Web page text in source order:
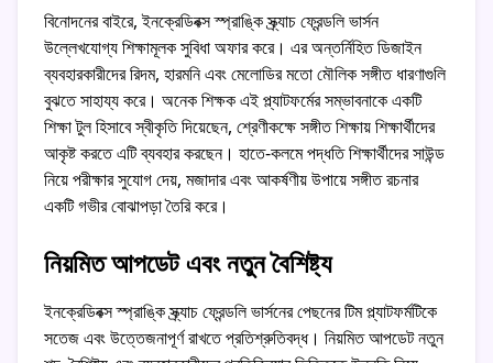
বিনোদনের বাইরে, ইনক্রেডিবক্স স্প্রাঙ্কি স্ক্র্যাচ ফ্রেন্ডলি ভার্সন
উল্লেখযোগ্য শিক্ষামূলক সুবিধা অফার করে। এর অন্তর্নিহিত ডিজাইন
ব্যবহারকারীদের রিদম, হারমনি এবং মেলোডির মতো মৌলিক সঙ্গীত ধারণাগুলি
বুঝতে সাহায্য করে। অনেক শিক্ষক এই প্ল্যাটফর্মের সম্ভাবনাকে একটি
শিক্ষা টুল হিসাবে স্বীকৃতি দিয়েছেন, শ্রেণীকক্ষে সঙ্গীত শিক্ষায় শিক্ষার্থীদের
আকৃষ্ট করতে এটি ব্যবহার করছেন। হাতে-কলমে পদ্ধতি শিক্ষার্থীদের সাউন্ড
নিয়ে পরীক্ষার সুযোগ দেয়, মজাদার এবং আকর্ষণীয় উপায়ে সঙ্গীত রচনার
একটি গভীর বোঝাপড়া তৈরি করে।
নিয়মিত আপডেট এবং নতুন বৈশিষ্ট্য
ইনক্রেডিবক্স স্প্রাঙ্কি স্ক্র্যাচ ফ্রেন্ডলি ভার্সনের পেছনের টিম প্ল্যাটফর্মটিকে
সতেজ এবং উত্তেজনাপূর্ণ রাখতে প্রতিশ্রুতিবদ্ধ। নিয়মিত আপডেট নতুন